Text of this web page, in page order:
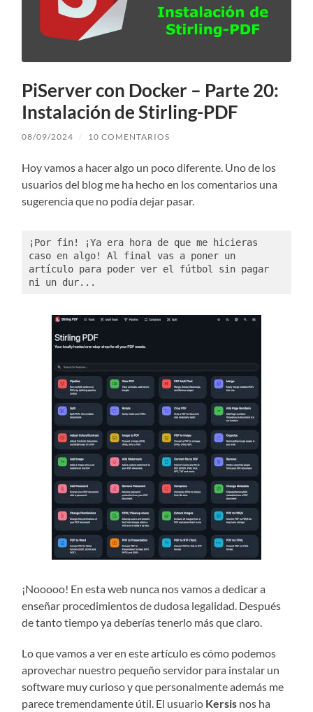
PiServer con Docker – Parte 20:
Instalación de Stirling-PDF
08/09/2024 / 10 COMENTARIOS
Hoy vamos a hacer algo un poco diferente. Uno de los
usuarios del blog me ha hecho en los comentarios una
sugerencia que no podía dejar pasar.
¡Por fin! ¡Ya era hora de que me hicieras
caso en algo! Al final vas a poner un
artículo para poder ver el fútbol sin pagar
ni un dur...
¡Nooooo! En esta web nunca nos vamos a dedicar a
enseñar procedimientos de dudosa legalidad. Después
de tanto tiempo ya deberías tenerlo más que claro.
Lo que vamos a ver en este artículo es cómo podemos
aprovechar nuestro pequeño servidor para instalar un
software muy curioso y que personalmente además me
parece tremendamente útil. El usuario Kersis nos ha